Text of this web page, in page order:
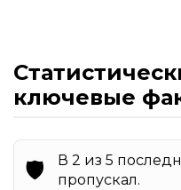
ключевые
🛡️
В 2 из 5
пропускал.